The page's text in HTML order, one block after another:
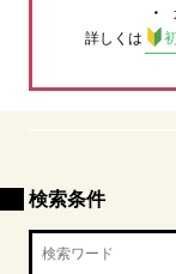
詳しくは
検索条件